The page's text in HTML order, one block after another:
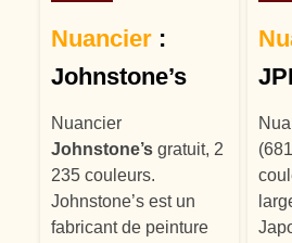
Nuancier :
Johnstone’s
Nuancier
Johnstone’s gratuit, 2
235 couleurs.
Johnstone’s est un
fabricant de peinture